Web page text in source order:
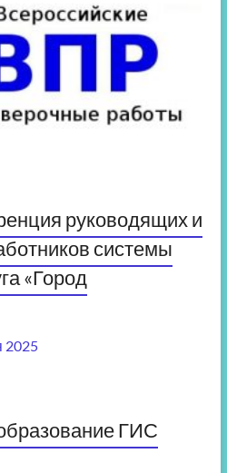
руководящих и
системы
«Город
2025
ГИС